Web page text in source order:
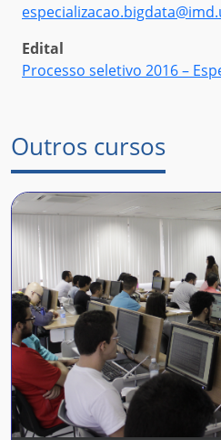
Edital
Processo seletivo 2016 –
Outros cursos